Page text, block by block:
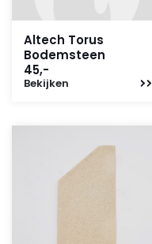
Altech Torus
Bodemsteen
45,-
Bekijken